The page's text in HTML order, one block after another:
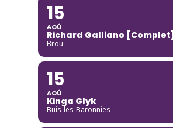
15
AOÛ
Richard Galliano [Complet]
Brou
15
AOÛ
Kinga Glyk
Buis-les-Baronnies